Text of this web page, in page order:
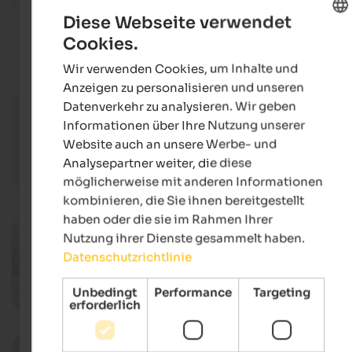
14.07. - 18.08.2026
Dolomiti Ranger
Toblach & Umgebung, Toblach
05.09.2026
Eroica Dolomiti
Ortszentrum, Innichen
18. - 27.09.2026
GERMAN
Diese Webseite verwendet
Cookies.
Wir verwenden Cookies, um Inhalte und
Anzeigen zu personalisieren und unseren
Datenverkehr zu analysieren. Wir geben
Informationen über Ihre Nutzung unserer
Website auch an unsere Werbe- und
Analysepartner weiter, die diese
möglicherweise mit anderen Informationen
kombinieren, die Sie ihnen bereitgestellt
haben oder die sie im Rahmen Ihrer
Nutzung ihrer Dienste gesammelt haben.
Datenschutzrichtlinie
Unbedingt
erforderlich
Performance Targeting